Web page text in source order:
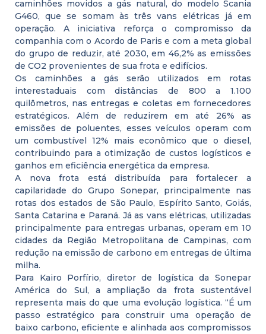
caminhões movidos a gás natural, do modelo Scania
G460, que se somam às três vans elétricas já em
operação. A iniciativa reforça o compromisso da
companhia com o Acordo de Paris e com a meta global
do grupo de reduzir, até 2030, em 46,2% as emissões
de CO2 provenientes de sua frota e edifícios.
Os caminhões a gás serão utilizados em rotas
interestaduais com distâncias de 800 a 1.100
quilômetros, nas entregas e coletas em fornecedores
estratégicos. Além de reduzirem em até 26% as
emissões de poluentes, esses veículos operam com
um combustível 12% mais econômico que o diesel,
contribuindo para a otimização de custos logísticos e
ganhos em eficiência energética da empresa.
A nova frota está distribuída para fortalecer a
capilaridade do Grupo Sonepar, principalmente nas
rotas dos estados de São Paulo, Espírito Santo, Goiás,
Santa Catarina e Paraná. Já as vans elétricas, utilizadas
principalmente para entregas urbanas, operam em 10
cidades da Região Metropolitana de Campinas, com
redução na emissão de carbono em entregas de última
milha.
Para Kairo Porfírio, diretor de logística da Sonepar
América do Sul, a ampliação da frota sustentável
representa mais do que uma evolução logística. “É um
passo estratégico para construir uma operação de
baixo carbono, eficiente e alinhada aos compromissos